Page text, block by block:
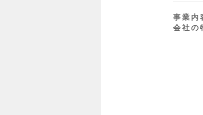
事業内
会社の